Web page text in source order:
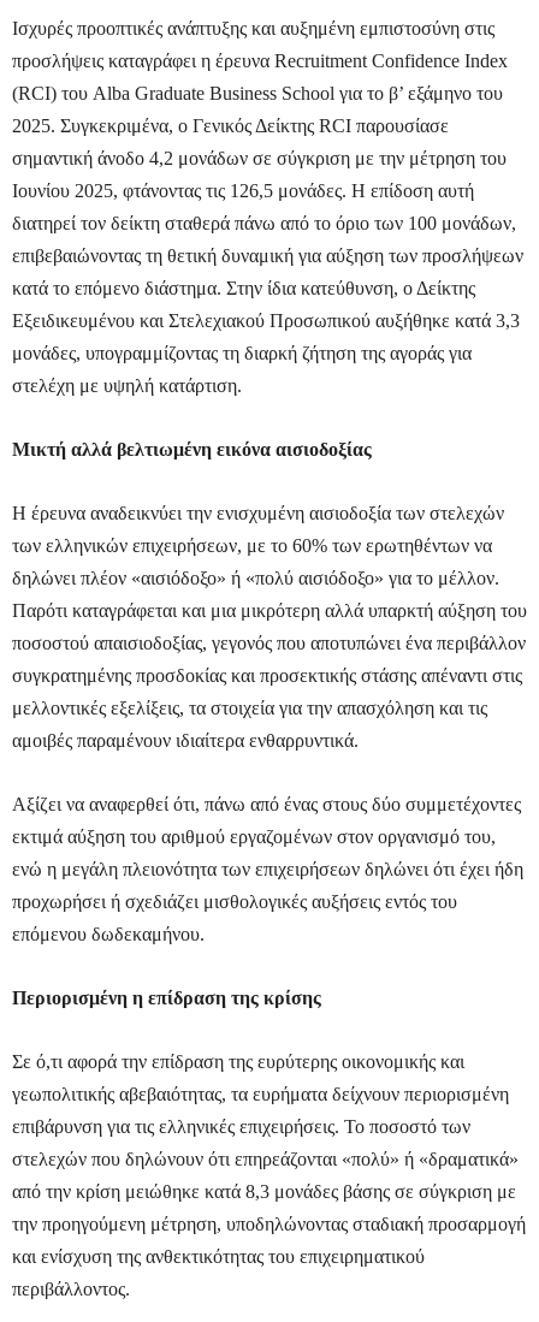
Ισχυρές προοπτικές ανάπτυξης και αυξημένη εμπιστοσύνη στις
προσλήψεις καταγράφει η έρευνα Recruitment Confidence Index
(RCI) του Alba Graduate Business School για το β’ εξάμηνο του
2025. Συγκεκριμένα, ο Γενικός Δείκτης RCI παρουσίασε
σημαντική άνοδο 4,2 μονάδων σε σύγκριση με την μέτρηση του
Ιουνίου 2025, φτάνοντας τις 126,5 μονάδες. Η επίδοση αυτή
διατηρεί τον δείκτη σταθερά πάνω από το όριο των 100 μονάδων,
επιβεβαιώνοντας τη θετική δυναμική για αύξηση των προσλήψεων
κατά το επόμενο διάστημα. Στην ίδια κατεύθυνση, ο Δείκτης
Εξειδικευμένου και Στελεχιακού Προσωπικού αυξήθηκε κατά 3,3
μονάδες, υπογραμμίζοντας τη διαρκή ζήτηση της αγοράς για
στελέχη με υψηλή κατάρτιση.
Μικτή αλλά βελτιωμένη εικόνα αισιοδοξίας
Η έρευνα αναδεικνύει την ενισχυμένη αισιοδοξία των στελεχών
των ελληνικών επιχειρήσεων, με το 60% των ερωτηθέντων να
δηλώνει πλέον «αισιόδοξο» ή «πολύ αισιόδοξο» για το μέλλον.
Παρότι καταγράφεται και μια μικρότερη αλλά υπαρκτή αύξηση του
ποσοστού απαισιοδοξίας, γεγονός που αποτυπώνει ένα περιβάλλον
συγκρατημένης προσδοκίας και προσεκτικής στάσης απέναντι στις
μελλοντικές εξελίξεις, τα στοιχεία για την απασχόληση και τις
αμοιβές παραμένουν ιδιαίτερα ενθαρρυντικά.
Αξίζει να αναφερθεί ότι, πάνω από ένας στους δύο συμμετέχοντες
εκτιμά αύξηση του αριθμού εργαζομένων στον οργανισμό του,
ενώ η μεγάλη πλειονότητα των επιχειρήσεων δηλώνει ότι έχει ήδη
προχωρήσει ή σχεδιάζει μισθολογικές αυξήσεις εντός του
επόμενου δωδεκαμήνου.
Περιορισμένη η επίδραση της κρίσης
Σε ό,τι αφορά την επίδραση της ευρύτερης οικονομικής και
γεωπολιτικής αβεβαιότητας, τα ευρήματα δείχνουν περιορισμένη
επιβάρυνση για τις ελληνικές επιχειρήσεις. Το ποσοστό των
στελεχών που δηλώνουν ότι επηρεάζονται «πολύ» ή «δραματικά»
από την κρίση μειώθηκε κατά 8,3 μονάδες βάσης σε σύγκριση με
την προηγούμενη μέτρηση, υποδηλώνοντας σταδιακή προσαρμογή
και ενίσχυση της ανθεκτικότητας του επιχειρηματικού
περιβάλλοντος.